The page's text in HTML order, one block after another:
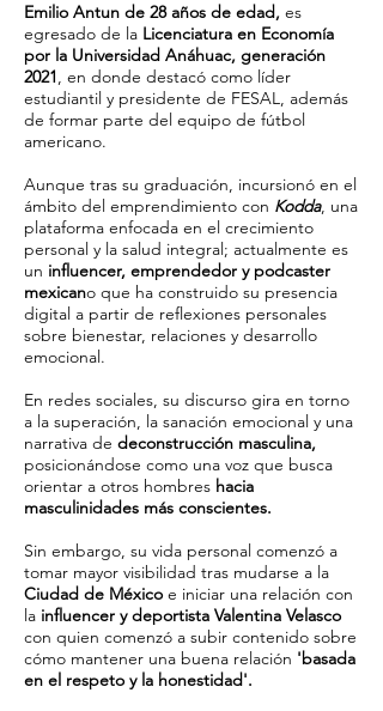
Emilio Antun de 28 años de edad, es
egresado de la Licenciatura en Economía
por la Universidad Anáhuac, generación
2021, en donde destacó como líder
estudiantil y presidente de FESAL, además
de formar parte del equipo de fútbol
americano.
Aunque tras su graduación, incursionó en el
ámbito del emprendimiento con Kodda, una
plataforma enfocada en el crecimiento
personal y la salud integral; actualmente es
un influencer, emprendedor y podcaster
mexicano que ha construido su presencia
digital a partir de reflexiones personales
sobre bienestar, relaciones y desarrollo
emocional.
En redes sociales, su discurso gira en torno
a la superación, la sanación emocional y una
narrativa de deconstrucción masculina,
posicionándose como una voz que busca
orientar a otros hombres hacia
masculinidades más conscientes.
Sin embargo, su vida personal comenzó a
tomar mayor visibilidad tras mudarse a la
Ciudad de México e iniciar una relación con
la influencer y deportista Valentina Velasco
con quien comenzó a subir contenido sobre
cómo mantener una buena relación 'basada
en el respeto y la honestidad'.